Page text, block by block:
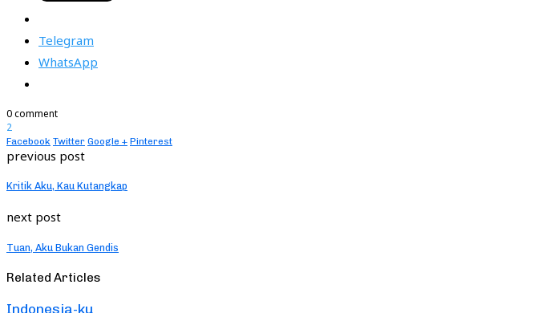
Telegram
WhatsApp
0 comment
2
Facebook Twitter Google + Pinterest
previous post
Kritik Aku, Kau Kutangkap
next post
Tuan, Aku Bukan Gendis
Related Articles
Indonesia-ku